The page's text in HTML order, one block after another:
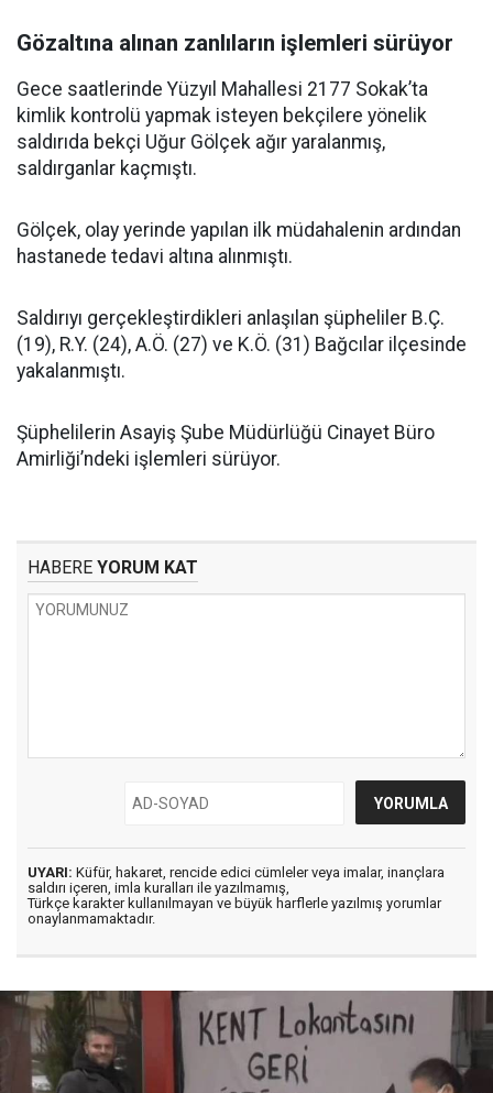
Gözaltına alınan zanlıların işlemleri sürüyor
Gece saatlerinde Yüzyıl Mahallesi 2177 Sokak’ta
kimlik kontrolü yapmak isteyen bekçilere yönelik
saldırıda bekçi Uğur Gölçek ağır yaralanmış,
saldırganlar kaçmıştı.
Gölçek, olay yerinde yapılan ilk müdahalenin ardından
hastanede tedavi altına alınmıştı.
Saldırıyı gerçekleştirdikleri anlaşılan şüpheliler B.Ç.
(19), R.Y. (24), A.Ö. (27) ve K.Ö. (31) Bağcılar ilçesinde
yakalanmıştı.
Şüphelilerin Asayiş Şube Müdürlüğü Cinayet Büro
Amirliği’ndeki işlemleri sürüyor.
HABERE YORUM KAT
UYARI: Küfür, hakaret, rencide edici cümleler veya imalar, inançlara
saldırı içeren, imla kuralları ile yazılmamış,
Türkçe karakter kullanılmayan ve büyük harflerle yazılmış yorumlar
onaylanmamaktadır.